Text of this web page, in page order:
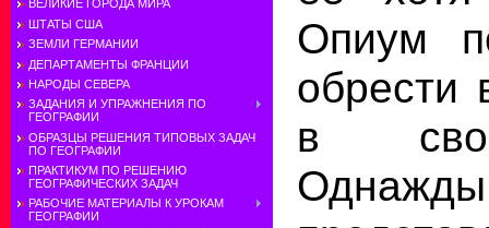
ВЕЛИКИЕ ГОРОДА МИРА
ШТАТЫ США
ЗЕМЛИ ГЕРМАНИИ
ДЕПАРТАМЕНТЫ ФРАНЦИИ
НАРОДЫ СЕВЕРА
ЗАДАНИЯ И УПРАЖНЕНИЯ ПО
ГЕОГРАФИИ
ОБРАЗЦЫ РЕШЕНИЯ ТИПОВЫХ ЗАДАЧ
ПО ГЕОГРАФИИ
ПРАКТИКУМ ПО РЕШЕНИЮ
ГЕОГРАФИЧЕСКИХ ЗАДАЧ
РАБОЧИЕ МАТЕРИАЛЫ К УРОКАМ
ГЕОГРАФИИ
Опиум
обрести
в